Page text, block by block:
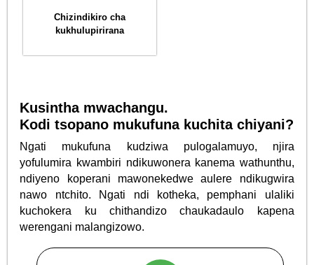
Chizindikiro cha
kukhulupirirana
Kusintha mwachangu.
Kodi tsopano mukufuna kuchita chiyani?
Ngati mukufuna kudziwa pulogalamuyo, njira
yofulumira kwambiri ndikuwonera kanema wathunthu,
ndiyeno koperani mawonekedwe aulere ndikugwira
nawo ntchito. Ngati ndi kotheka, pemphani ulaliki
kuchokera ku chithandizo chaukadaulo kapena
werengani malangizowo.